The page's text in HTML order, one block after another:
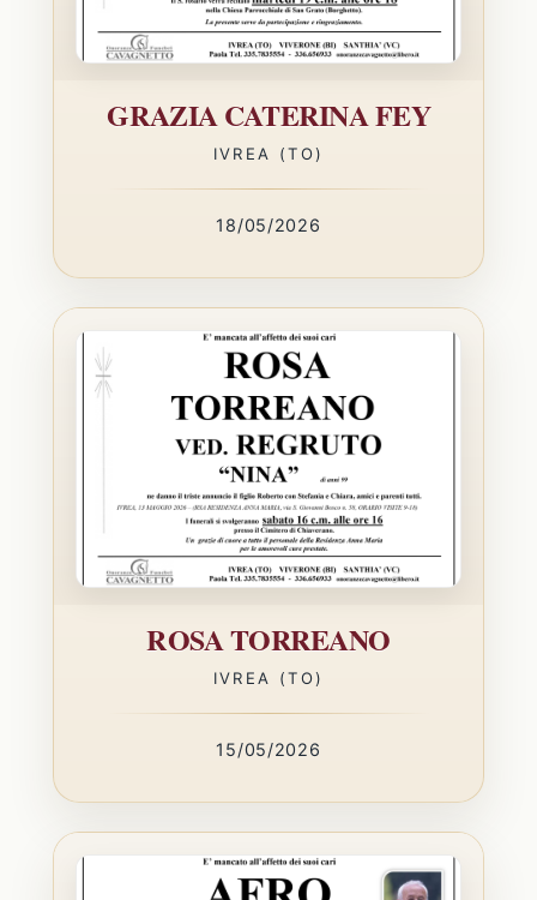
GRAZIA CATERINA FEY
IVREA (TO)
18/05/2026
ROSA TORREANO
IVREA (TO)
15/05/2026